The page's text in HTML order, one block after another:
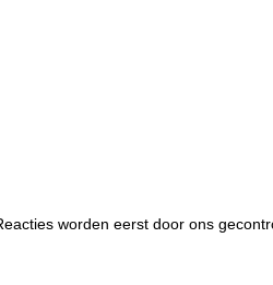
worden eerst door ons